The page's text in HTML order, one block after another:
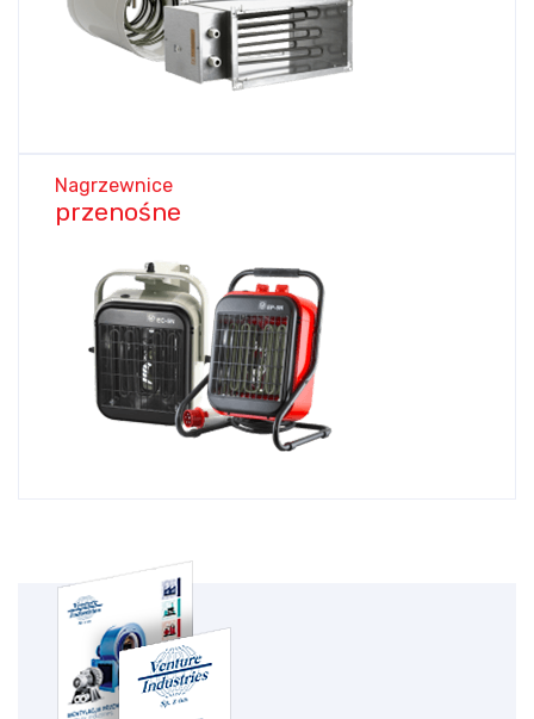
Nagrzewnice
przenośne